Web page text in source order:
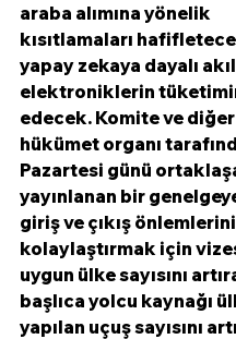
araba alımına yönelik
kısıtlamaları
yapay zekaya dayalı
elektroniklerin
edecek. Komite ve
hükümet organı
Pazartesi günü
yayınlanan bir
giriş ve çıkış önlemlerini
kolaylaştırmak için
uygun ülke sayısını
başlıca yolcu kaynağı
yapılan uçuş sayısını